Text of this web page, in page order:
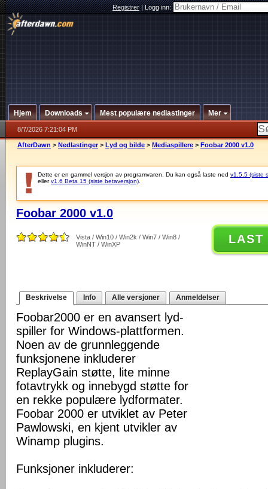
Registrer|Logg inn:
Hjem Downloads Mest populære nedlastinger Mer
8/7/2026 7:21:04 PM
AfterDawn > Nedlastinger > Lyd og bilde > Mediaspillere > Foobar 2000 v1.0
Dette er en gammel versjon av programvaren. Du kan også laste ned v1.5.5 (siste
ellerv1.6 Beta 15 (siste betaversjon)
Foobar 2000 v1.0
Vista / Win10 / Win2k / Win7 / Win8 /
WinNT / WinXP
LAST
Beskrivelse Info Alle versjoner Anmeldelser
Foobar2000 er en avansert lyd-
spiller for Windows-plattformen.
Noen av de grunnleggende
funksjonene inkluderer
ReplayGain støtte, lite minne
fotavtrykk og innebygd støtte for
en rekke populære lydformater.
Foobar 2000 er utviklet av Peter
Pawlowski, en kjent utvikler av
Winamp plugins.
Funksjoner inkluderer: